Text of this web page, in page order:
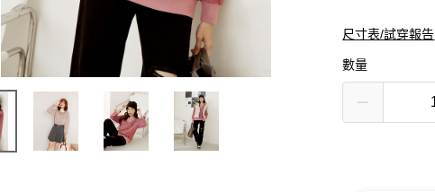
尺寸表/試穿報告
數量